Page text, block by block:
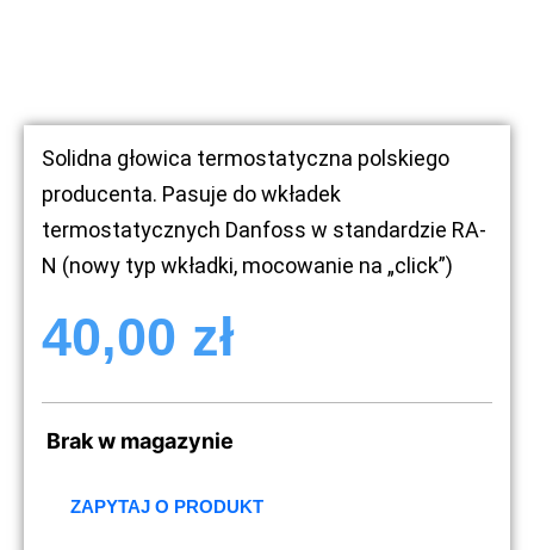
Solidna głowica termostatyczna polskiego
producenta. Pasuje do wkładek
termostatycznych Danfoss w standardzie RA-
N (nowy typ wkładki, mocowanie na „click”)
40,00 zł
Brak w magazynie
ZAPYTAJ O PRODUKT